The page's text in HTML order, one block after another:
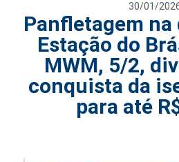
30/01/
Panfletagem
Estação do
MWM, 5/2,
conquista da
para até